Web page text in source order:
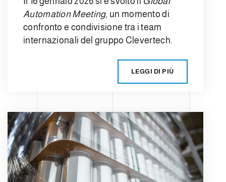
Automation Meeting, un momento di
confronto e condivisione tra i team
internazionali del gruppo Clevertech.
LEGGI DI PIÙ